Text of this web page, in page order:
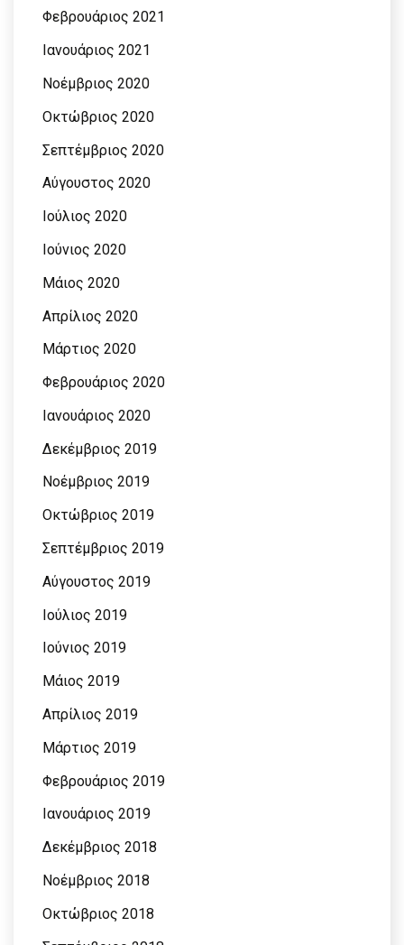
Φεβρουάριος 2021
Ιανουάριος 2021
Νοέμβριος 2020
Οκτώβριος 2020
Σεπτέμβριος 2020
Αύγουστος 2020
Ιούλιος 2020
Ιούνιος 2020
Μάιος 2020
Απρίλιος 2020
Μάρτιος 2020
Φεβρουάριος 2020
Ιανουάριος 2020
Δεκέμβριος 2019
Νοέμβριος 2019
Οκτώβριος 2019
Σεπτέμβριος 2019
Αύγουστος 2019
Ιούλιος 2019
Ιούνιος 2019
Μάιος 2019
Απρίλιος 2019
Μάρτιος 2019
Φεβρουάριος 2019
Ιανουάριος 2019
Δεκέμβριος 2018
Νοέμβριος 2018
Οκτώβριος 2018